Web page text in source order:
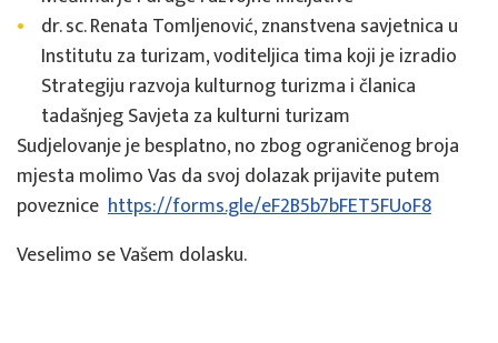
dr. sc. Renata Tomljenović, znanstvena savjetnica u
Institutu za turizam, voditeljica tima koji je izradio
Strategiju razvoja kulturnog turizma i članica
tadašnjeg Savjeta za kulturni turizam
Sudjelovanje je besplatno, no zbog ograničenog broja
mjesta molimo Vas da svoj dolazak prijavite putem
poveznice https://forms.gle/eF2B5b7bFET5FUoF8
Veselimo se Vašem dolasku.